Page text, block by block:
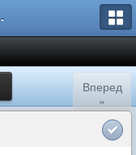
Вперед
»